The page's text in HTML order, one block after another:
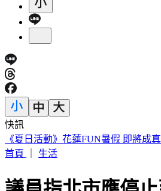
快訊
淡水龍捲風狂掃「災情曝光」 民眾
首頁
生活